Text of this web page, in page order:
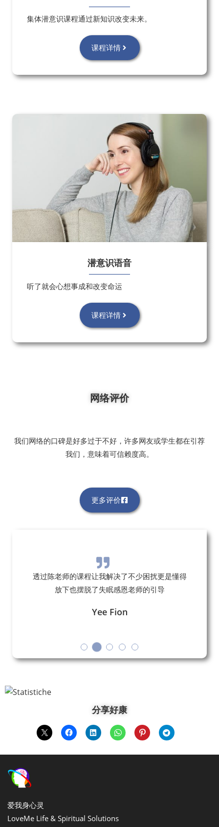
集体潜意识课程通过新知识改变未来。
课程详情
潜意识语音
听了就会心想事成和改变命运
课程详情
网络评价
我们网络的口碑是好多过于不好，许多网友或学生都在引荐
我们，意味着可信赖度高。
更多评价
透过陈老师的课程让我解决了不少困扰更是懂得
放下也摆脱了失眠感恩老师的引导
Yee Fion
分享好康
爱我身心灵
LoveMe Life & Spiritual Solutions